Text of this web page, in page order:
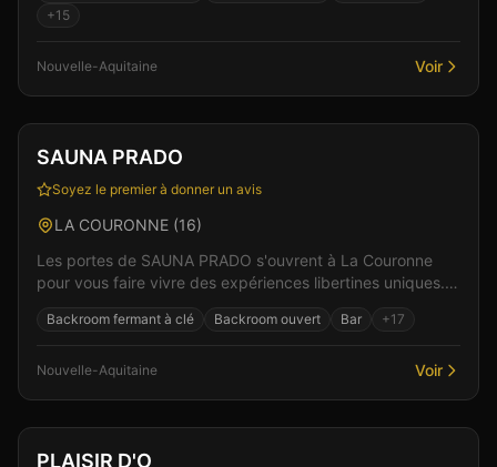
+15
Nouvelle-Aquitaine Voir
Club Sauna +6
SAUNA PRADO
Soyez le premier à donner un avis
LA COURONNE (16)
Les portes de SAUNA PRADO s'ouvrent à La Couronne
pour vous faire vivre des expériences libertines uniques.
Backroom fermant à clé Backroom ouvert Bar +17
Nouvelle-Aquitaine Voir
Club Sauna +3
PLAISIR D'O